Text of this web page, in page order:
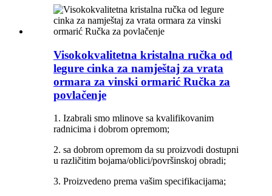
Visokokvalitetna kristalna ručka od
legure cinka za namještaj za vrata
ormara za vinski ormarić Ručka za
povlačenje
1. Izabrali smo mlinove sa kvalifikovanim
radnicima i dobrom opremom;
2. sa dobrom opremom da su proizvodi dostupni
u različitim bojama/oblici/površinskoj obradi;
3. Proizvedeno prema vašim specifikacijama;